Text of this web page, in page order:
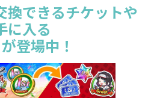
換できるチケットや
に入る
登場中！